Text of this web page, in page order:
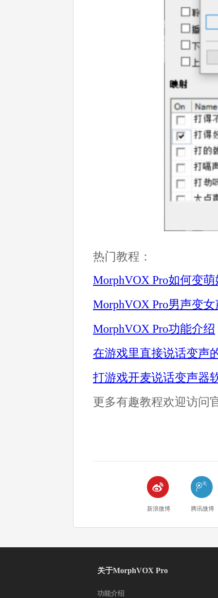
热门教程：
MorphVOX Pro如何变
MorphVOX Pro男声变女
MorphVOX Pro功能介绍
在游戏里直接说话变声
打游戏开麦说话变声器
更多有趣教程欢迎访问

新浪微博

腾讯微博
关于MorphVOX Pro
功能介绍